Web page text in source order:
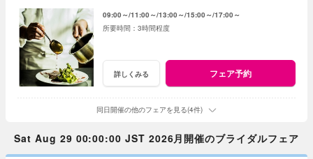
09:00～ 11:00～ 13:00～ 15:00～ 17:00～
3時間程度
詳しくみる フェア予約
同日開催の他のフェアを見る(4件)
Sat Aug 29 00:00:00 JST 2026月開催のブライダルフェア